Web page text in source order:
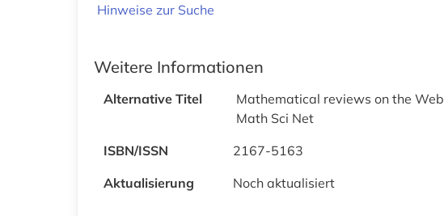
Hinweise zur Suche
Weitere Informationen
Alternative Titel
Mathematical reviews on the Web
Math Sci Net
ISBN/ISSN
2167-5163
Aktualisierung
Noch aktualisiert